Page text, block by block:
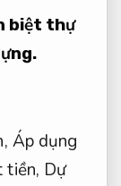
biệt thự
Áp dụng
tiền, Dự